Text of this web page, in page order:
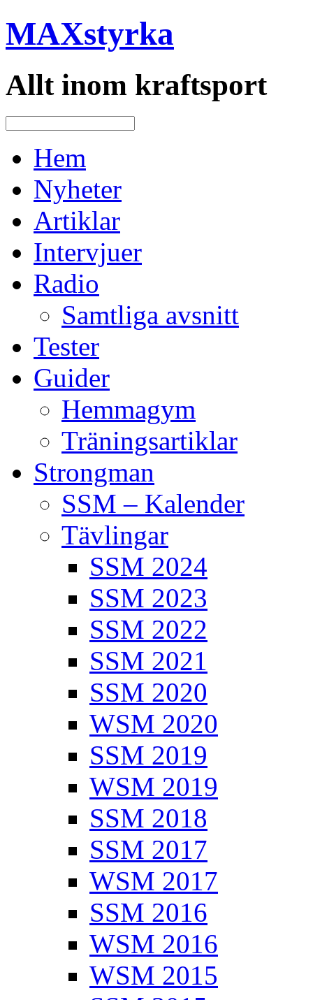
MAXstyrka
Allt inom kraftsport
Hem
Nyheter
Artiklar
Intervjuer
Radio
Samtliga avsnitt
Tester
Guider
Hemmagym
Träningsartiklar
Strongman
SSM – Kalender
Tävlingar
SSM 2024
SSM 2023
SSM 2022
SSM 2021
SSM 2020
WSM 2020
SSM 2019
WSM 2019
SSM 2018
SSM 2017
WSM 2017
SSM 2016
WSM 2016
WSM 2015